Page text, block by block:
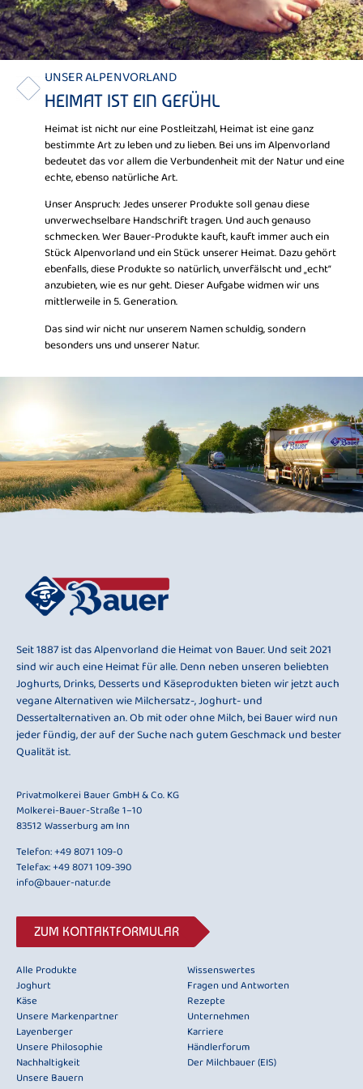
UNSER ALPENVORLAND
HEIMAT IST EIN GEFÜHL
Heimat ist nicht nur eine Postleitzahl, Heimat ist eine ganz
bestimmte Art zu leben und zu lieben. Bei uns im Alpenvorland
bedeutet das vor allem die Verbundenheit mit der Natur und eine
echte, ebenso natürliche Art.
Unser Anspruch: Jedes unserer Produkte soll genau diese
unverwechselbare Handschrift tragen. Und auch genauso
schmecken. Wer Bauer-Produkte kauft, kauft immer auch ein
Stück Alpenvorland und ein Stück unserer Heimat. Dazu gehört
ebenfalls, diese Produkte so natürlich, unverfälscht und „echt“
anzubieten, wie es nur geht. Dieser Aufgabe widmen wir uns
mittlerweile in 5. Generation.
Das sind wir nicht nur unserem Namen schuldig, sondern
besonders uns und unserer Natur.
Seit 1887 ist das Alpenvorland die Heimat von Bauer. Und seit 2021
sind wir auch eine Heimat für alle. Denn neben unseren beliebten
Joghurts, Drinks, Desserts und Käseprodukten bieten wir jetzt auch
vegane Alternativen wie Milchersatz-, Joghurt- und
Dessertalternativen an. Ob mit oder ohne Milch, bei Bauer wird nun
jeder fündig, der auf der Suche nach gutem Geschmack und bester
Qualität ist.
Privatmolkerei Bauer GmbH & Co. KG
Molkerei-Bauer-Straße 1–10
83512 Wasserburg am Inn
Telefon:+49 8071 109-0
Telefax: +49 8071 109-390
info@bauer-natur.de
ZUM KONTAKTFORMULAR
Alle Produkte
Joghurt
Käse
Unsere Markenpartner
Layenberger
Unsere Philosophie
Nachhaltigkeit
Unsere Bauern
Wissenswertes
Fragen und Antworten
Rezepte
Unternehmen
Karriere
Händlerforum
Der Milchbauer (EIS)